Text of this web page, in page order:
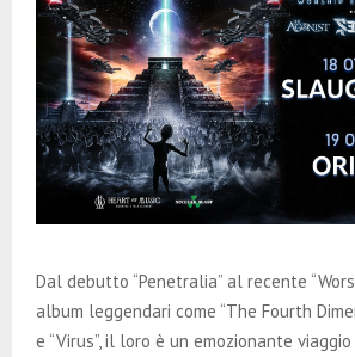
Dal debutto “Penetralia” al recente
album leggendari come “The Fourth
e “Virus”, il loro è un emozionante